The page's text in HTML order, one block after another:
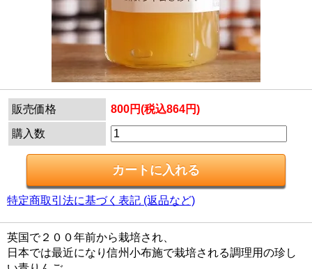
販売価格 800円(税込864円)
購入数
特定商取引法に基づく表記 (返品など)
英国で２００年前から栽培され、
日本では最近になり信州小布施で栽培される調理用の珍し